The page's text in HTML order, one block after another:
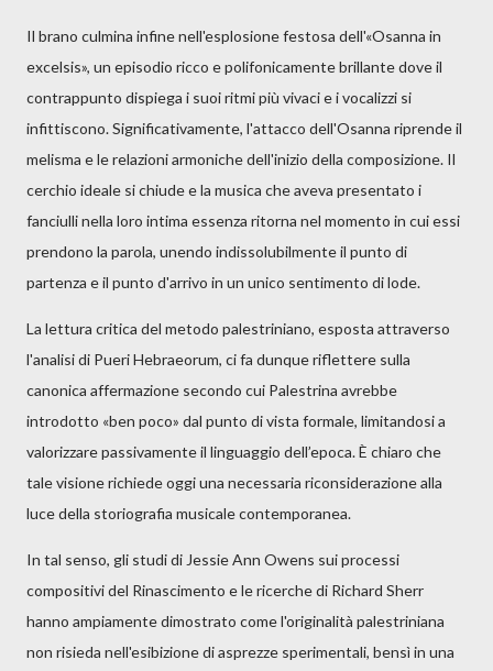
Il brano culmina infine nell'esplosione festosa dell'«Osanna in
excelsis», un episodio ricco e polifonicamente brillante dove il
contrappunto dispiega i suoi ritmi più vivaci e i vocalizzi si
infittiscono. Significativamente, l'attacco dell'Osanna riprende il
melisma e le relazioni armoniche dell'inizio della composizione. Il
cerchio ideale si chiude e la musica che aveva presentato i
fanciulli nella loro intima essenza ritorna nel momento in cui essi
prendono la parola, unendo indissolubilmente il punto di
partenza e il punto d'arrivo in un unico sentimento di lode.
La lettura critica del metodo palestriniano, esposta attraverso
l'analisi di Pueri Hebraeorum, ci fa dunque riflettere sulla
canonica affermazione secondo cui Palestrina avrebbe
introdotto «ben poco» dal punto di vista formale, limitandosi a
valorizzare passivamente il linguaggio dell’epoca. È chiaro che
tale visione richiede oggi una necessaria riconsiderazione alla
luce della storiografia musicale contemporanea.
In tal senso, gli studi di Jessie Ann Owens sui processi
compositivi del Rinascimento e le ricerche di Richard Sherr
hanno ampiamente dimostrato come l'originalità palestriniana
non risieda nell'esibizione di asprezze sperimentali, bensì in una